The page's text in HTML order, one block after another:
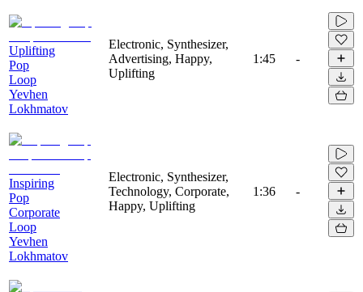
Uplifting
Pop
Loop
Yevhen
Lokhmatov
Electronic, Synthesizer,
Advertising, Happy,
Uplifting
1:45 -
Inspiring
Pop
Corporate
Loop
Yevhen
Lokhmatov
Electronic, Synthesizer,
Technology, Corporate,
Happy, Uplifting
1:36 -